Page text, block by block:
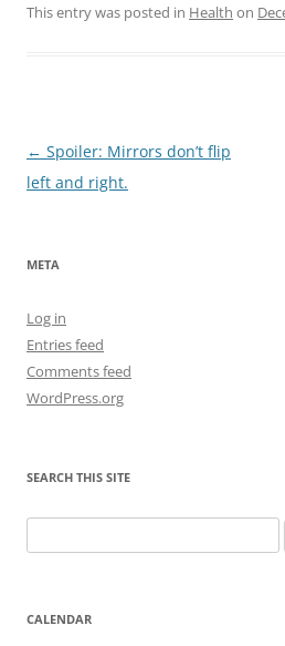
This entry was posted in Health on
Post
navigation
← Spoiler: Mirrors don’t flip
left and right.
META
Log in
Entries feed
Comments feed
WordPress.org
SEARCH THIS SITE
for:
CALENDAR